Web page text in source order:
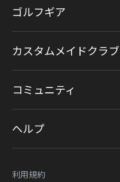
ゴルフギア
カスタムメイドクラブ
コミュニティ
ヘルプ
利用規約